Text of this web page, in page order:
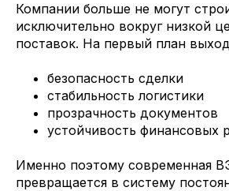
Компании больше не могут
исключительно вокруг низкой
поставок. На первый план
безопасность сделки
стабильность логистики
прозрачность документов
устойчивость финансовых
Именно поэтому современная
превращается в систему